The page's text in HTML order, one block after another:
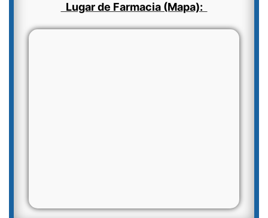
Lugar de Farmacia (Mapa):